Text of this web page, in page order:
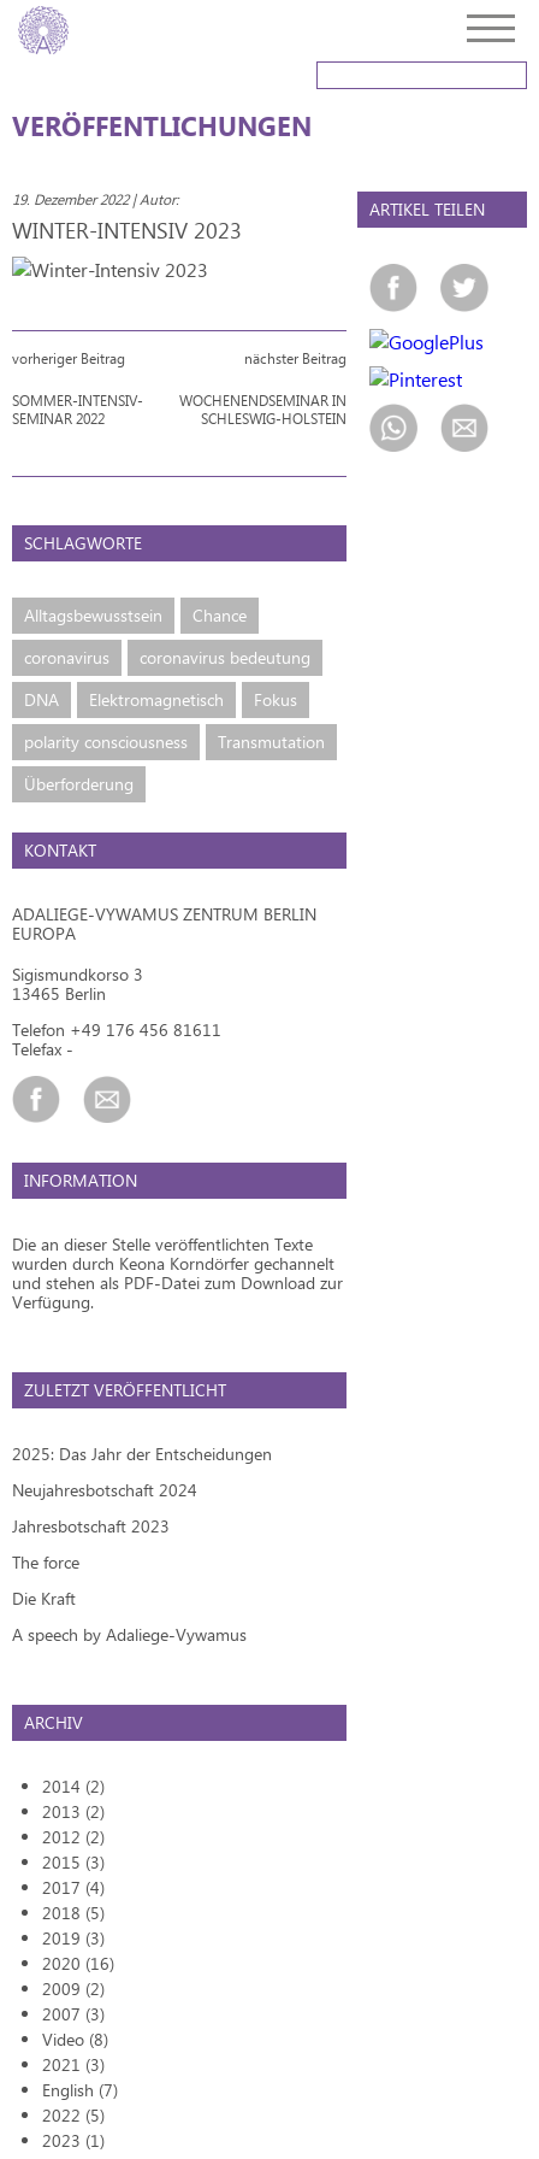
VERÖFFENTLICHUNGEN
19. Dezember 2022 | Autor:
WINTER-INTENSIV 2023
vorheriger Beitrag
SOMMER-INTENSIV-
SEMINAR 2022
nächster Beitrag
WOCHENENDSEMINAR IN
SCHLESWIG-HOLSTEIN
SCHLAGWORTE
Alltagsbewusstsein
Chance
coronavirus
coronavirus bedeutung
DNA
Elektromagnetisch
Fokus
polarity consciousness
Transmutation
Überforderung
KONTAKT
ADALIEGE-VYWAMUS ZENTRUM BERLIN
EUROPA
Sigismundkorso 3
13465 Berlin
Telefon +49 176 456 81611
Telefax -
ARTIKEL TEILEN
INFORMATION
Die an dieser Stelle veröffentlichten Texte
wurden durch Keona Korndörfer gechannelt
und stehen als PDF-Datei zum Download zur
Verfügung.
ZULETZT VERÖFFENTLICHT
2025: Das Jahr der Entscheidungen
Neujahresbotschaft 2024
Jahresbotschaft 2023
The force
Die Kraft
A speech by Adaliege-Vywamus
ARCHIV
2014 (2)
2013 (2)
2012 (2)
2015 (3)
2017 (4)
2018 (5)
2019 (3)
2020 (16)
2009 (2)
2007 (3)
Video (8)
2021 (3)
English (7)
2022 (5)
2023 (1)